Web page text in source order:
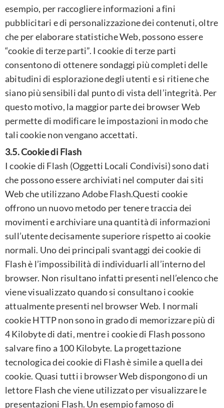
esempio, per raccogliere informazioni a fini
pubblicitari e di personalizzazione dei contenuti, oltre
che per elaborare statistiche Web, possono essere
“cookie di terze parti”. I cookie di terze parti
consentono di ottenere sondaggi più completi delle
abitudini di esplorazione degli utenti e si ritiene che
siano più sensibili dal punto di vista dell’integrità. Per
questo motivo, la maggior parte dei browser Web
permette di modificare le impostazioni in modo che
tali cookie non vengano accettati.
3.5. Cookie di Flash
I cookie di Flash (Oggetti Locali Condivisi) sono dati
che possono essere archiviati nel computer dai siti
Web che utilizzano Adobe Flash.Questi cookie
offrono un nuovo metodo per tenere traccia dei
movimenti e archiviare una quantità di informazioni
sull’utente decisamente superiore rispetto ai cookie
normali. Uno dei principali svantaggi dei cookie di
Flash è l’impossibilità di individuarli all’interno del
browser. Non risultano infatti presenti nell’elenco che
viene visualizzato quando si consultano i cookie
attualmente presenti nel browser Web. I normali
cookie HTTP non sono in grado di memorizzare più di
4 Kilobyte di dati, mentre i cookie di Flash possono
salvare fino a 100 Kilobyte. La progettazione
tecnologica dei cookie di Flash è simile a quella dei
cookie. Quasi tutti i browser Web dispongono di un
lettore Flash che viene utilizzato per visualizzare le
presentazioni Flash. Un esempio famoso di